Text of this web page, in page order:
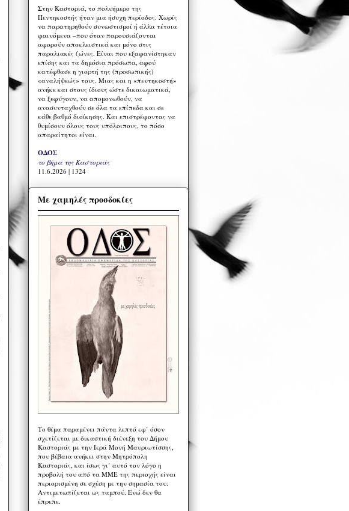
Στην Καστοριά, το πολυήμερο της
Πεντηκοστής ήταν μια ήσυχη περίοδος. Χωρίς
να παρατηρηθούν συνωστισμοί ή άλλα τέτοια
φαινόμενα –που όταν παρουσιάζονται
αφορούν αποκλειστικά και μόνο στις
παραλιακές ζώνες. Είναι που εξαφανίστηκαν
επίσης και τα δημόσια πρόσωπα, αφού
κατέφθασε η γιορτή της (προσωπικής)
«αναλήψεώς» τους. Μιας και η «πεντηκοστή»
ανήκε και στους ίδιους ώστε δικαιωματικά,
να ξεφύγουν, να απομονωθούν, να
ανασυνταχθούν σε όλα τα επίπεδα και σε
κάθε βαθμό διοίκησης. Και επιστρέφοντας να
θυμίσουν όλους τους υπόλοιπους, το πόσο
απαραίτητοι είναι.
ΟΔΟΣ
το βήμα της Καστοριάς
11.6.2026 | 1324
Με χαμηλές προσδοκίες
Το θέμα παραμένει πάντα λεπτό εφ’ όσον
σχετίζεται με δικαστική διένεξη του Δήμου
Καστοριάς με την Ιερά Μονή Μαυριωτίσσης,
που βέβαια ανήκει στην Μητρόπολη
Καστοριάς, και ίσως γι’ αυτό τον λόγο η
προβολή του από τα ΜΜΕ της περιοχής είναι
περιορισμένη σε σχέση με την σημασία του.
Αντιμετωπίζεται ως ταμπού. Ενώ δεν θα
έπρεπε.